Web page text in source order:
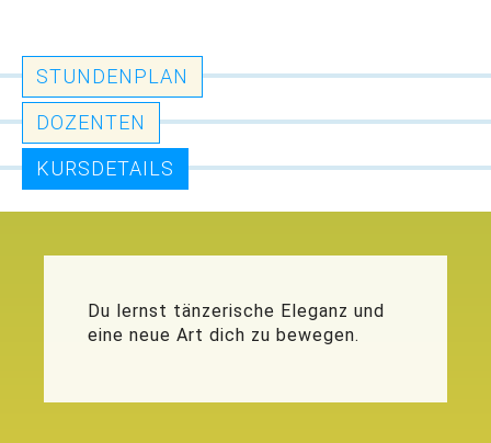
STUNDENPLAN
DOZENTEN
KURSDETAILS
Du lernst tänzerische Eleganz und
eine neue Art dich zu bewegen.